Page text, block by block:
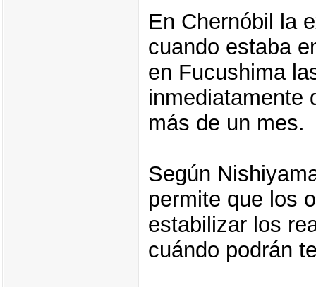
En Chernóbil la
cuando estaba
en Fucushima
inmediatamente
más de un mes.
Según
permite que los
estabilizar los
cuándo podrán